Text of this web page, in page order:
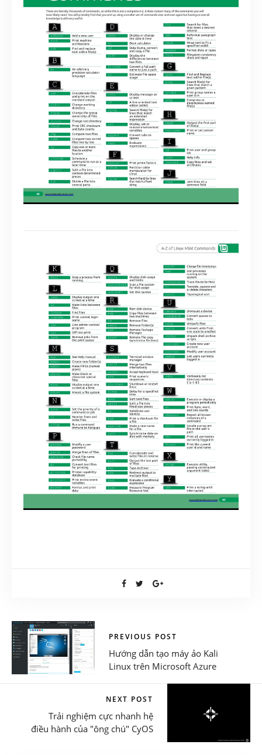
PREVIOUS POST
Hướng dẫn tạo máy ảo Kali
Linux trên Microsoft Azure
NEXT POST
Trải nghiệm cực nhanh hệ
điều hành của "ông chú" CyOS